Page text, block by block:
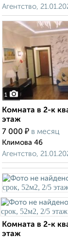
Агентство,
1
Комната в 2-к
этаж
7 000 ₽ в месяц
Климова 46
Агентство,
Комната в 2-к
этаж